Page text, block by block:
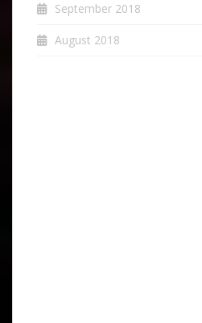
September 2018
August 2018